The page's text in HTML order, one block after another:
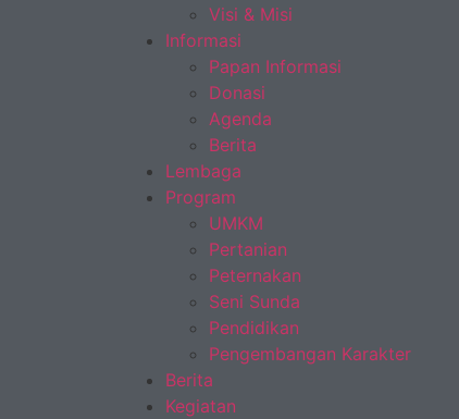
Visi & Misi
Informasi
Papan Informasi
Donasi
Agenda
Berita
Lembaga
Program
UMKM
Pertanian
Peternakan
Seni Sunda
Pendidikan
Pengembangan Karakter
Berita
Kegiatan